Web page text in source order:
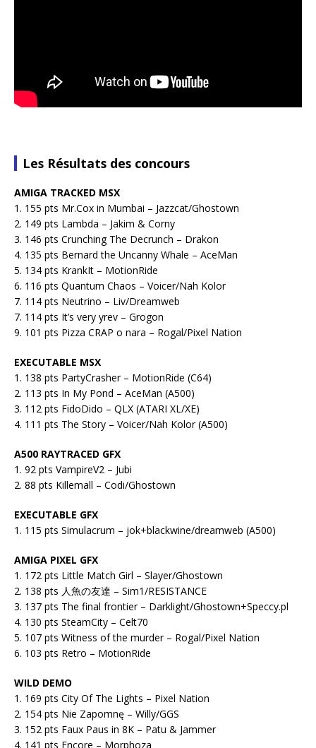
Les Résultats des concours
AMIGA TRACKED MSX
1. 155 pts Mr.Cox in Mumbai – Jazzcat/Ghostown
2. 149 pts Lambda – Jakim & Corny
3. 146 pts Crunching The Decrunch – Drakon
4. 135 pts Bernard the Uncanny Whale – AceMan
5. 134 pts KrankIt – MotionRide
6. 116 pts Quantum Chaos – Voicer/Nah Kolor
7. 114 pts Neutrino – Liv/Dreamweb
7. 114 pts It’s very yrev – Grogon
9. 101 pts Pizza CRAP o nara – Rogal/Pixel Nation
EXECUTABLE MSX
1. 138 pts PartyCrasher – MotionRide (C64)
2. 113 pts In My Pond – AceMan (A500)
3. 112 pts FidoDido – QLX (ATARI XL/XE)
4. 111 pts The Story – Voicer/Nah Kolor (A500)
A500 RAYTRACED GFX
1. 92 pts VampireV2 – Jubi
2. 88 pts Killemall – Codi/Ghostown
EXECUTABLE GFX
1. 115 pts Simulacrum – jok+blackwine/dreamweb (A500)
AMIGA PIXEL GFX
1. 172 pts Little Match Girl – Slayer/Ghostown
2. 138 pts 人魚の友達 – Sim1/RESISTANCE
3. 137 pts The final frontier – Darklight/Ghostown+Speccy.pl
4. 130 pts SteamCity – Celt70
5. 107 pts Witness of the murder – Rogal/Pixel Nation
6. 103 pts Retro – MotionRide
WILD DEMO
1. 169 pts City Of The Lights – Pixel Nation
2. 154 pts Nie Zapomnę – Willy/GGS
3. 152 pts Faux Paus in 8K – Patu & Jammer
4. 141 pts Encore – Morphoza